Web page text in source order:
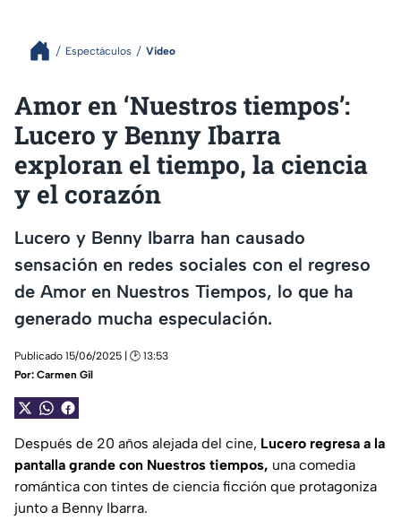
Espectáculos Video
Amor en ‘Nuestros tiempos’:
Lucero y Benny Ibarra
exploran el tiempo, la ciencia
y el corazón
Lucero y Benny Ibarra han causado
sensación en redes sociales con el regreso
de Amor en Nuestros Tiempos, lo que ha
generado mucha especulación.
Publicado 15/06/2025 | 🕑 13:53
Por: Carmen Gil
Después de 20 años alejada del cine, Lucero regresa a la
pantalla grande con Nuestros tiempos, una comedia
romántica con tintes de ciencia ficción que protagoniza
junto a Benny Ibarra.